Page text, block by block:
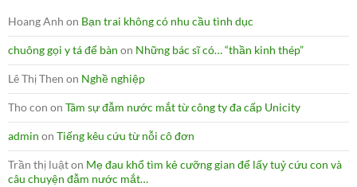
Hoang Anh on Bạn trai không có nhu cầu tình dục
chuông gọi y tá để bàn on Những bác sĩ có… “thần kinh thép”
Lê Thị Then on Nghề nghiệp
Tho con on Tâm sự đẫm nước mắt từ công ty đa cấp Unicity
admin on Tiếng kêu cứu từ nỗi cô đơn
Trần thị luậton Mẹ đau khổ tìm kẻ cưỡng gian để lấy tuỷ cứu con và
câu chuyện đẫm nước mắt…